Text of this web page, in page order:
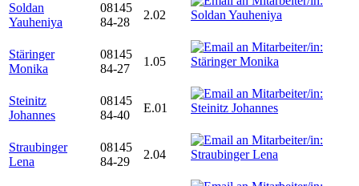
Soldan
Yauheniya
08145
84-28
2.02
Stäringer
Monika
08145
84-27
1.05
Steinitz
Johannes
08145
84-40
E.01
Straubinger
Lena
08145
84-29
2.04